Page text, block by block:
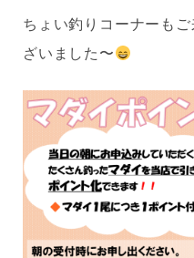
ちょい釣りコーナーも
ざいました〜